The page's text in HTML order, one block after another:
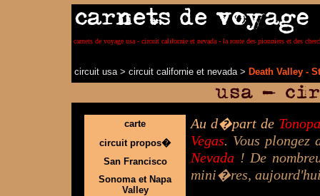
carnets de voyage usa - circuit californie et nevada - la route des pionniers et des
circuit usa> circuit californie et nevada> Death Valley -
carte
circuit propos�
San Francisco
Sonoma et Napa
Valley
Au d�part de
Vegas. Vous plongez
Nevada ! De
mini�res,